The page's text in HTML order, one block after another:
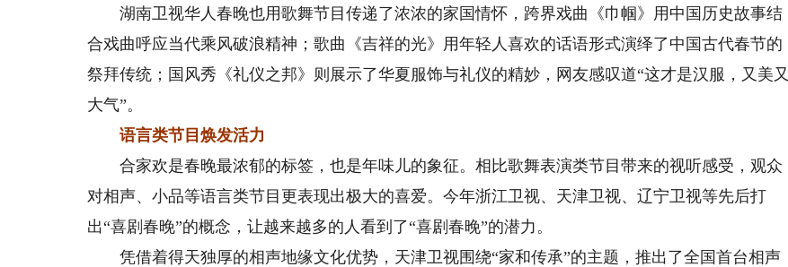
湖南卫视华人春晚也用歌舞节目传递了浓浓的家国情怀，跨界戏曲《巾帼》用中国历史故事结
合戏曲呼应当代乘风破浪精神；歌曲《吉祥的光》用年轻人喜欢的话语形式演绎了中国古代春节的
祭拜传统；国风秀《礼仪之邦》则展示了华夏服饰与礼仪的精妙，网友感叹道“这才是汉服，又美又
大气”。
语言类节目焕发活力
合家欢是春晚最浓郁的标签，也是年味儿的象征。相比歌舞表演类节目带来的视听感受，观众
对相声、小品等语言类节目更表现出极大的喜爱。今年浙江卫视、天津卫视、辽宁卫视等先后打
出“喜剧春晚”的概念，让越来越多的人看到了“喜剧春晚”的潜力。
凭借着得天独厚的相声地缘文化优势，天津卫视围绕“家和传承”的主题，推出了全国首台相声